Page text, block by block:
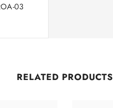
03
RELATED PRODUCTS